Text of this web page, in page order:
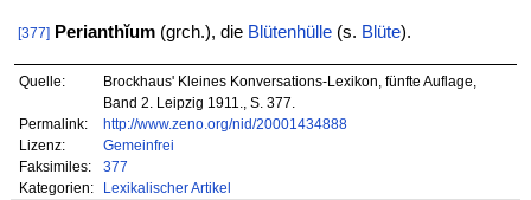
[377] Perianthĭum(grch.), die Blütenhülle(s. Blüte).
Quelle:
Brockhaus' Kleines Konversations-Lexikon, fünfte Auflage,
Band 2. Leipzig 1911., S. 377.
Permalink:
http://www.zeno.org/nid/20001434888
Lizenz:
Gemeinfrei
Faksimiles:
377
Kategorien:
Lexikalischer Artikel